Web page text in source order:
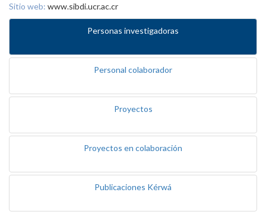
Sitio web: www.sibdi.ucr.ac.cr
Personas investigadoras
Personal colaborador
Proyectos
Proyectos en colaboración
Publicaciones Kérwá